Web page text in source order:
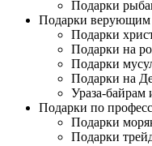
Подарки
Подарки верующим
Подарки
Подарки на
Подарки
Подарки на
Ураза-байрам
Подарки по
Подарки
Подарки